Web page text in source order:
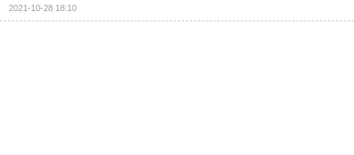
2021-10-28 18:10